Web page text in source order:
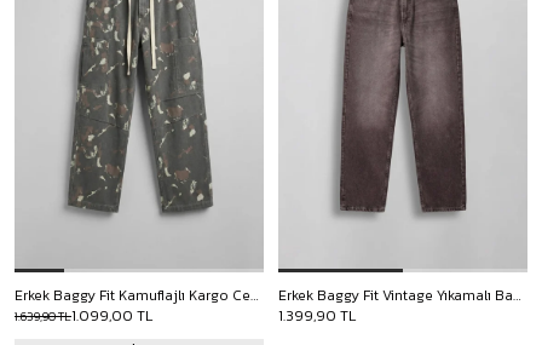
Erkek Baggy Fit Kamuflajlı Kargo Cepli Jean Pantolon Haki
1.099,00 TL
1.639,90 TL
Erkek Baggy Fit Vintage Yıkamalı Basic Jean Kahverengi
1.399,90 TL